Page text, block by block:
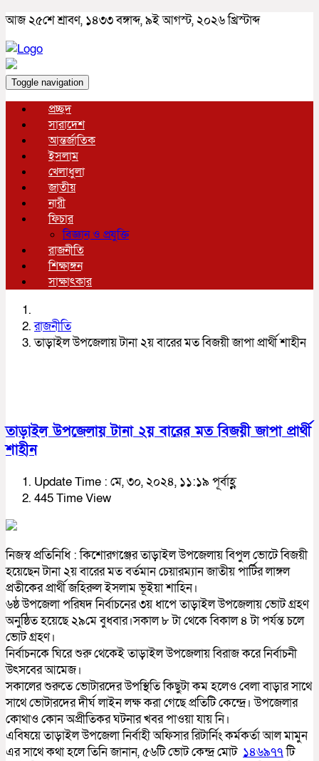
আজ ২৫শে শ্রাবণ, ১৪৩৩ বঙ্গাব্দ, ৯ই আগস্ট, ২০২৬ খ্রিস্টাব্দ
Toggle navigation
প্রচ্ছদ
সারাদেশ
আন্তর্জাতিক
ইসলাম
খেলাধুলা
জাতীয়
নারী
ফিচার
বিজ্ঞান ও প্রযুক্তি
রাজনীতি
শিক্ষাঙ্গন
সাক্ষাৎকার
রাজনীতি
তাড়াইল উপজেলায় টানা ২য় বারের মত বিজয়ী জাপা প্রার্থী শাহীন
তাড়াইল উপজেলায় টানা ২য় বারের মত বিজয়ী জাপা প্রার্থী
শাহীন
Update Time : মে, ৩০, ২০২৪, ১১:১৯ পূর্বাহ্ণ
445 Time View
নিজস্ব প্রতিনিধি : কিশোরগঞ্জের তাড়াইল উপজেলায় বিপুল ভোটে বিজয়ী
হয়েছেন টানা ২য় বারের মত বর্তমান চেয়ারম্যান জাতীয় পার্টির লাঙ্গল
প্রতীকের প্রার্থী জহিরুল ইসলাম ভূইয়া শাহিন।
৬ষ্ঠ উপজেলা পরিষদ নির্বাচনের ৩য় ধাপে তাড়াইল উপজেলায় ভোট গ্রহণ
অনুষ্ঠিত হয়েছে ২৯মে বুধবার।সকাল ৮ টা থেকে বিকাল ৪ টা পর্যন্ত চলে
ভোট গ্রহণ।
নির্বাচনকে ঘিরে শুরু থেকেই তাড়াইল উপজেলায় বিরাজ করে নির্বাচনী
উৎসবের আমেজ।
সকালের শুরুতে ভোটারদের উপস্থিতি কিছুটা কম হলেও বেলা বাড়ার সাথে
সাথে ভোটারদের দীর্ঘ লাইন লক্ষ করা গেছে প্রতিটি কেন্দ্রে। উপজেলার
কোথাও কোন অপ্রীতিকর ঘটনার খবর পাওয়া যায় নি।
এবিষয়ে তাড়াইল উপজেলা নির্বাহী অফিসার রিটার্নিং কর্মকর্তা আল মামুন
এর সাথে কথা হলে তিনি জানান, ৫৬টি ভোট কেন্দ্র মোট ১৪৬৯৭৭টি